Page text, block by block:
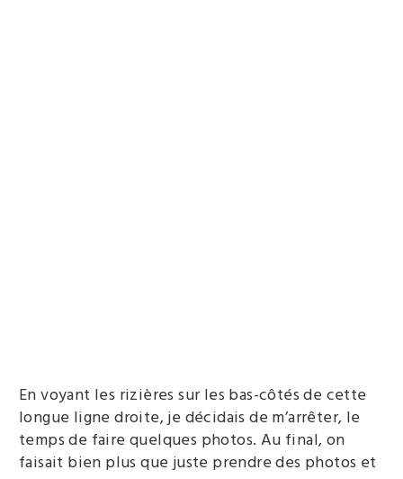
En voyant les rizières sur les bas-côtés de cette
longue ligne droite, je décidais de m’arrêter, le
temps de faire quelques photos. Au final, on
faisait bien plus que juste prendre des photos et